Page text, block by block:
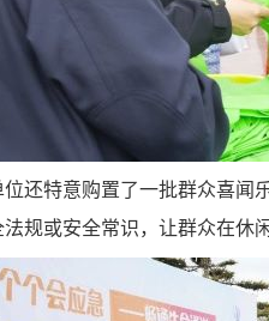
还特意购置了一批群众喜
规或安全常识，让群众在休